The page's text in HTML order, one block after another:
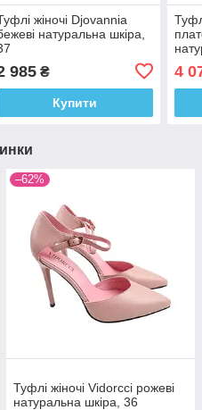
жіночі Djovannia
натуральна шкіра,
985₴
Купити
4
–62%
Туфлі жіночі Vidorcci рожеві
натуральна шкіра, 36